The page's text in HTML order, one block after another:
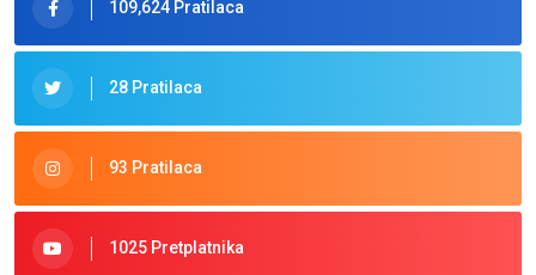
109,624 Pratilaca
28 Pratilaca
93 Pratilaca
1025 Pretplatnika